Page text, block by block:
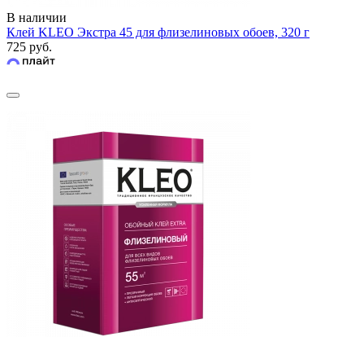
В наличии
Клей KLEO Экстра 45 для флизелиновых обоев, 320 г
725 руб.